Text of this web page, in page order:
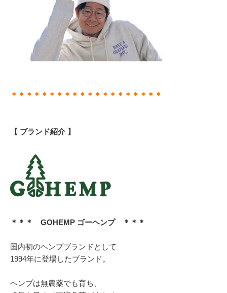
＊＊＊＊＊＊＊＊＊＊＊＊＊＊＊＊＊＊＊＊
【 ブランド紹介 】
＊＊＊ GOHEMP ゴーヘンプ ＊＊＊
国内初のヘンプブランドとして
1994年に登場したブランド。
ヘンプは無農薬でも育ち、